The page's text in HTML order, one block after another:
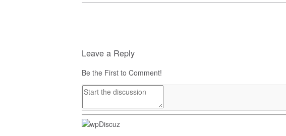
Leave a Reply
Be the First to Comment!